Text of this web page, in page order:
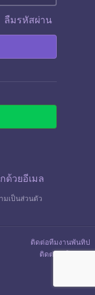
ลืมรหัสผ่าน
ด้วยอีเมล
มเป็นส่วนตัว
ติดต่อทีมงานพันทิป
ติดต่อลงโฆษณา